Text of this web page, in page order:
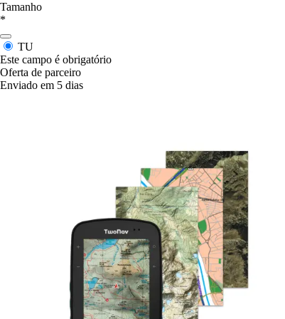
Tamanho
*
TU
Este campo é obrigatório
Oferta de parceiro
Enviado em 5 dias